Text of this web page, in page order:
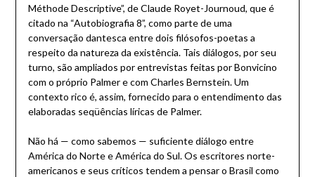
Méthode Descriptive”, de Claude Royet-Journoud, que é
citado na “Autobiografia 8”, como parte de uma
conversação dantesca entre dois filósofos-poetas a
respeito da natureza da existência. Tais diálogos, por seu
turno, são ampliados por entrevistas feitas por Bonvicino
com o próprio Palmer e com Charles Bernstein. Um
contexto rico é, assim, fornecido para o entendimento das
elaboradas seqüências líricas de Palmer.
Não há — como sabemos — suficiente diálogo entre
América do Norte e América do Sul. Os escritores norte-
americanos e seus críticos tendem a pensar o Brasil como